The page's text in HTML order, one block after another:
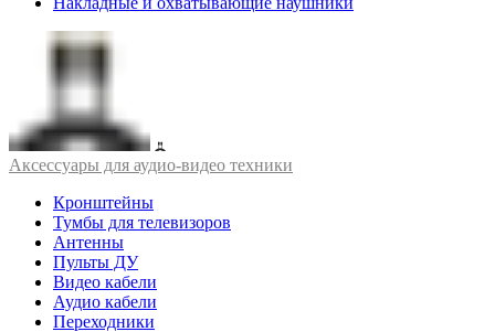
Аксессуары для аудио-видео техники
Кронштейны
Тумбы для телевизоров
Антенны
Пульты ДУ
Видео кабели
Аудио кабели
Переходники